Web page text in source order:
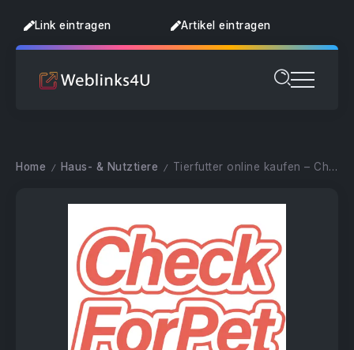
Link eintragen Artikel eintragen
Home / Haus- & Nutztiere / Tierfutter online kaufen – CheckForPet GmbH